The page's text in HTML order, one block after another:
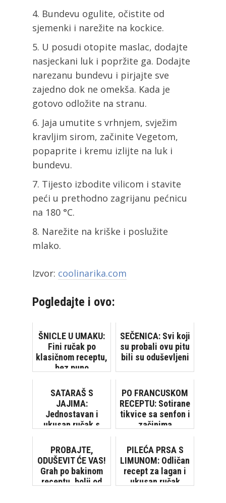
Bundevu ogulite, očistite od
sjemenki i narežite na kockice.
U posudi otopite maslac, dodajte
nasjeckani luk i popržite ga. Dodajte
narezanu bundevu i pirjajte sve
zajedno dok ne omekša. Kada je
gotovo odložite na stranu.
Jaja umutite s vrhnjem, svježim
kravljim sirom, začinite Vegetom,
popaprite i kremu izlijte na luk i
bundevu.
Tijesto izbodite vilicom i stavite
peći u prethodno zagrijanu pećnicu
na 180 °C.
Narežite na kriške i poslužite
mlako.
Izvor: coolinarika.com
Pogledajte i ovo:
ŠNICLE U UMAKU:
Fini ručak po
klasičnom receptu,
bez puno
SEČENICA: Svi koji
su probali ovu pitu
bili su oduševljeni
SATARAŠ S
JAJIMA:
Jednostavan i
ukusan ručak s
PO FRANCUSKOM
RECEPTU: Sotirane
tikvice sa senfon i
začinima
PROBAJTE,
ODUŠEVIT ĆE VAS!
Grah po bakinom
receptu, bolji od
PILEĆA PRSA S
LIMUNOM: Odličan
recept za lagan i
ukusan ručak